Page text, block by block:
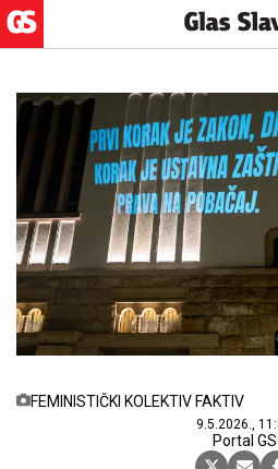
FEMINISTIČKI KOLEKTIV FAKTIV
9.5.2026.,
Portal GS